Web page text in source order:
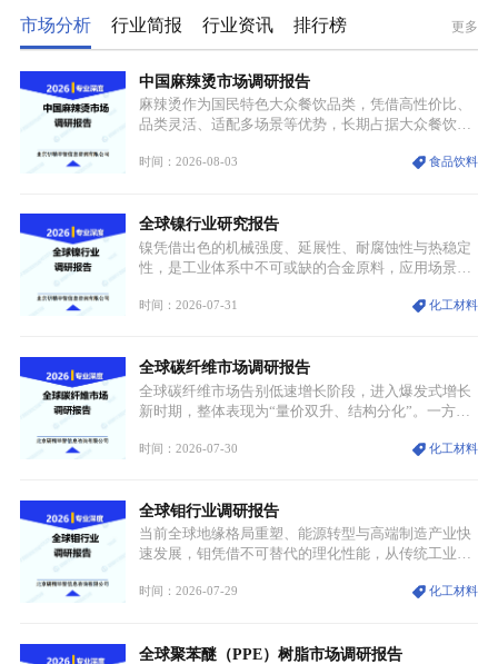
市场分析 行业简报 行业资讯 排行榜 更多
中国麻辣烫市场调研报告
麻辣烫作为国民特色大众餐饮品类，凭借高性价比、
品类灵活、适配多场景等优势，长期占据大众餐饮重
型，叠加消费需求升级、线上流量变革、新零售业态
特点，在消费、创业、政策、技术多重驱动下，依旧
具备强劲的发展活力。
时间：2026-08-03 食品饮料
全球镍行业研究报告
镍凭借出色的机械强度、延展性、耐腐蚀性与热稳定
性，是工业体系中不可或缺的合金原料，应用场景横
用价值难以被替代。依托理化优势，镍被全球主要经
型为新能源核心战略矿产，全球产业形成“印尼掌控
资源与产能、中国主导消费与技术、工艺向低碳湿法
迭代、再生镍加速补位”的全新格局。
时间：2026-07-31 化工材料
全球碳纤维市场调研报告
全球碳纤维市场告别低速增长阶段，进入爆发式增长
新时期，整体表现为“量价双升、结构分化”。一方面
持续扩张；另一方面产品、需求、应用场景呈现明显
体规模扩张，高附加值领域与规模化工业应用形成两
大独立增长体系。
时间：2026-07-30 化工材料
全球钼行业调研报告
当前全球地缘格局重塑、能源转型与高端制造产业快
速发展，钼凭借不可替代的理化性能，从传统工业金
需格局重构、价值体系重估的新阶段。钼是典型难熔
贯穿传统工业、高端制造、军工、新能源等多个核心
时间：2026-07-29 化工材料
全球聚苯醚（PPE）树脂市场调研报告